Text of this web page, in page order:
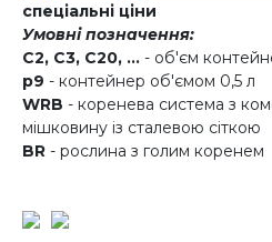
спеціальні ціни
Умовні позначення:
C2, C3, C20, ... - об'єм
p9 - контейнер об'ємом 0,5 л
WRB - коренева система з
мішковину із сталевою сіткою
BR - рослина з голим коренем